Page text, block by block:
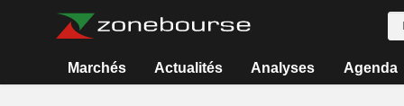
Marchés Actualités Analyses Agenda